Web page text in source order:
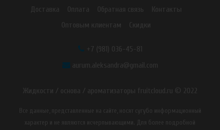
Доставка Оплата Обратная связь
Контакты
Оптовым клиентам
Скидки
+7 (981) 036-45-81
aurum.aleksandra@gmail.com
Жидкости / основа / ароматизаторы fruitcloud.ru © 2022
Все данные, представленные на сайте, носят сугубо информационный
характер и не являются исчерпывающими. Для более подробной